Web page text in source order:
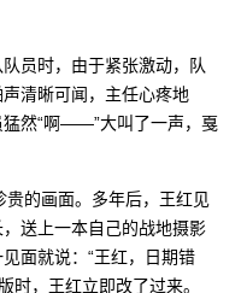
员时，由于紧张激动，队
清晰可闻，主任心疼地
猛然“啊——”大叫了一声，戛
的画面。多年后，王红见
送上一本自己的战地摄影
面就说：“王红，日期错
时，王红立即改了过来。